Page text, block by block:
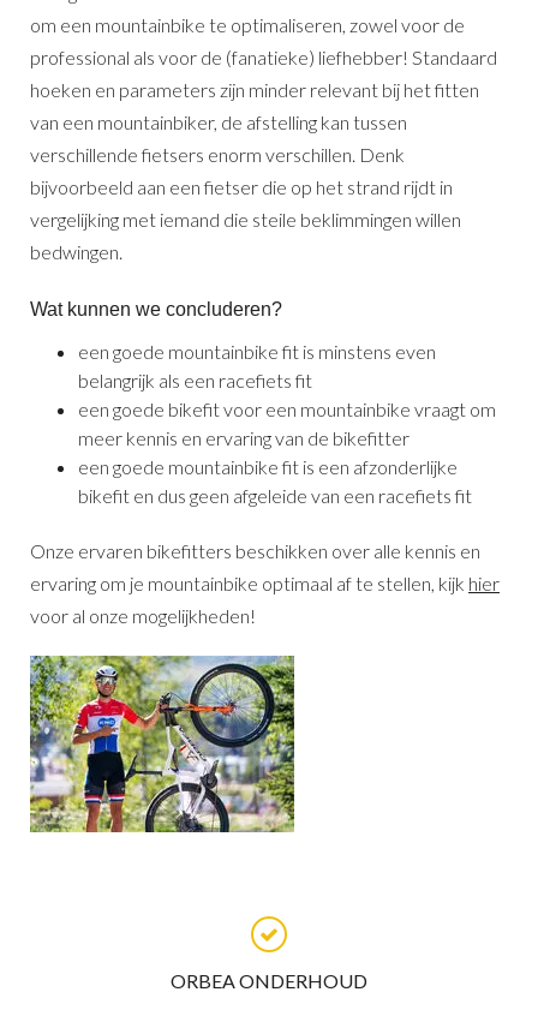
om een mountainbike te optimaliseren, zowel voor de
professional als voor de (fanatieke) liefhebber! Standaard
hoeken en parameters zijn minder relevant bij het fitten
van een mountainbiker, de afstelling kan tussen
verschillende fietsers enorm verschillen. Denk
bijvoorbeeld aan een fietser die op het strand rijdt in
vergelijking met iemand die steile beklimmingen willen
bedwingen.
Wat kunnen we concluderen?
een goede mountainbike fit is minstens even
belangrijk als een racefiets fit
een goede bikefit voor een mountainbike vraagt om
meer kennis en ervaring van de bikefitter
een goede mountainbike fit is een afzonderlijke
bikefit en dus geen afgeleide van een racefiets fit
Onze ervaren bikefitters beschikken over alle kennis en
ervaring om je mountainbike optimaal af te stellen, kijk hier
voor al onze mogelijkheden!
ORBEA ONDERHOUD